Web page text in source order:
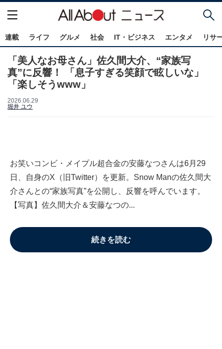
連載 ライフ グルメ 社会 IT・ビジネス エンタメ リサ
「美人なお母さん」佐久間大介、“家族写
真”に反響！ 「息子すぎる笑顔で眩しいな」
「楽しそうwww」
2026.06.29
堀井 ユウ
お笑いコンビ・メイプル超合金の安藤なつさんは6月29
日、自身のX（旧Twitter）を更新。Snow Manの佐久間大
介さんとの“家族写真”を公開し、反響を呼んでいます。
【写真】佐久間大介＆安藤なつの...
続きを読む